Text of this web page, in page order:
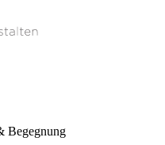
Begegnung